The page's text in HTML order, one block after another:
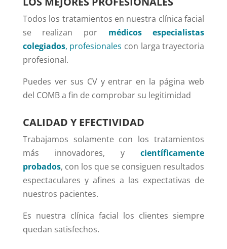
Todos los tratamientos en nuestra clínica facial
se realizan por médicos especialistas
colegiados, profesionales con larga trayectoria
profesional.
Puedes ver sus CV y entrar en la página web
del COMB a fin de comprobar su legitimidad
CALIDAD Y EFECTIVIDAD
Trabajamos solamente con los tratamientos
más innovadores, ycientíficamente
probados, con los que se consiguen resultados
espectaculares y afines a las expectativas de
nuestros pacientes.
Es nuestra clínica facial los clientes siempre
quedan satisfechos.